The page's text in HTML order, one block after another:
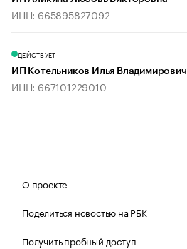
ИНН: 665895827092
ДЕЙСТВУЕТ
ИП Котельников Илья Владимирович
ИНН: 667101229010
О проекте
Поделиться новостью на РБК
Получить пробный доступ